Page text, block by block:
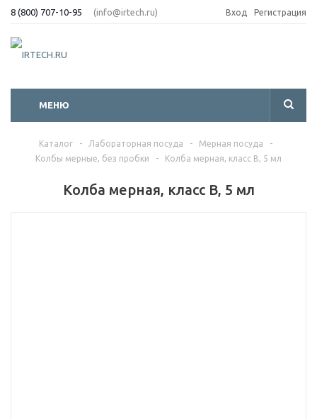
8 (800) 707-10-95 (info@irtech.ru) Вход Регистрация
МЕНЮ
Каталог - Лабораторная посуда - Мерная посуда
-
Колбы мерные, без пробки
- Колба мерная, класс В, 5 мл
Колба мерная, класс В, 5 мл